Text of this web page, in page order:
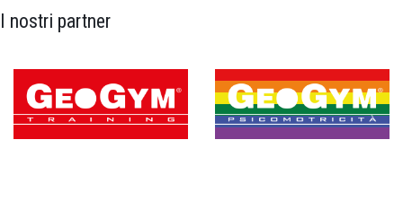
I nostri partner